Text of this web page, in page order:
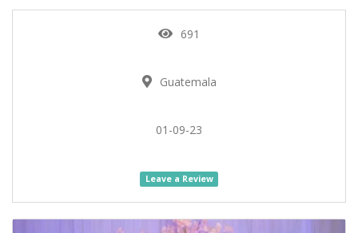
691
Guatemala
01-09-23
Leave a Review